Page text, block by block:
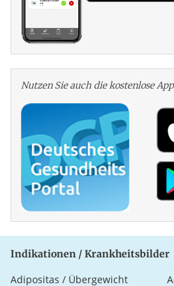
Nutzen Sie auch die kosten­lose
Indikationen / Krankheitsbilder
Adipositas / Übergewicht